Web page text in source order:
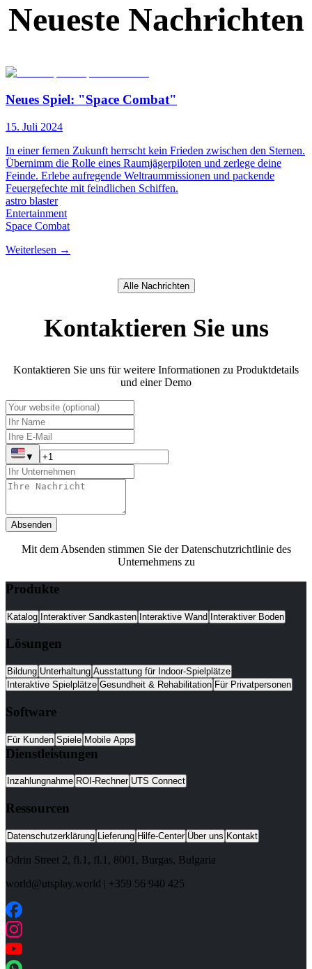
Neueste Nachrichten
Neues Spiel: "Space Combat"
15. Juli 2024
In einer fernen Zukunft herrscht kein Frieden zwischen den Sternen.
Übernimm die Rolle eines Raumjägerpiloten und zerlege deine
Feinde. Erlebe aufregende Weltraummissionen und packende
Feuergefechte mit feindlichen Schiffen.
astro blaster
Entertainment
Space Combat
Weiterlesen →
Alle Nachrichten
Kontaktieren Sie uns
Kontaktieren Sie uns für weitere Informationen zu Produktdetails
und einer Demo
▼
Absenden
Mit dem Absenden stimmen Sie der Datenschutzrichtlinie des
Unternehmens zu
Produkte
Katalog Interaktiver Sandkasten Interaktive Wand Interaktiver Boden
Lösungen
Bildung Unterhaltung Ausstattung für Indoor-Spielplätze
Interaktive Spielplätze Gesundheit & Rehabilitation Für Privatpersonen
Software
Für Kunden Spiele Mobile Apps
Dienstleistungen
Inzahlungnahme ROI-Rechner UTS Connect
Ressourcen
Datenschutzerklärung Lieferung Hilfe-Center Über uns Kontakt
Odrin Street 2, fl.1 , fl.1, 8001 , Burgas, Bulgaria
world@utsplay.world | +359 56 940 425